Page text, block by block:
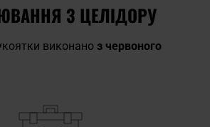
З ЦЕЛІДОРУ
виконано з червоного